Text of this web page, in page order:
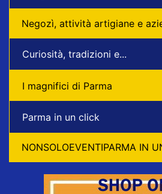
Negozì, attività artigiane e
Curiosità, tradizioni e...
I magnifici di Parma
Parma in un click
NONSOLOEVENTIPARMA IN